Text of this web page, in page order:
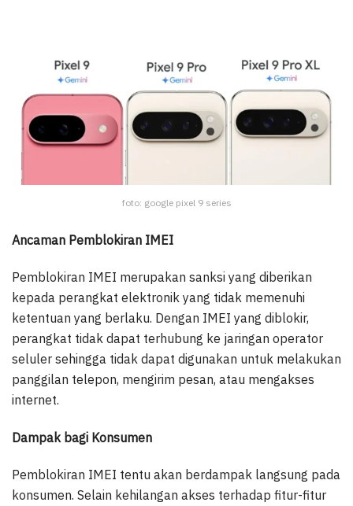
foto: google pixel 9 series
Ancaman Pemblokiran IMEI
Pemblokiran IMEI merupakan sanksi yang diberikan
kepada perangkat elektronik yang tidak memenuhi
ketentuan yang berlaku. Dengan IMEI yang diblokir,
perangkat tidak dapat terhubung ke jaringan operator
seluler sehingga tidak dapat digunakan untuk melakukan
panggilan telepon, mengirim pesan, atau mengakses
internet.
Dampak bagi Konsumen
Pemblokiran IMEI tentu akan berdampak langsung pada
konsumen. Selain kehilangan akses terhadap fitur-fitur